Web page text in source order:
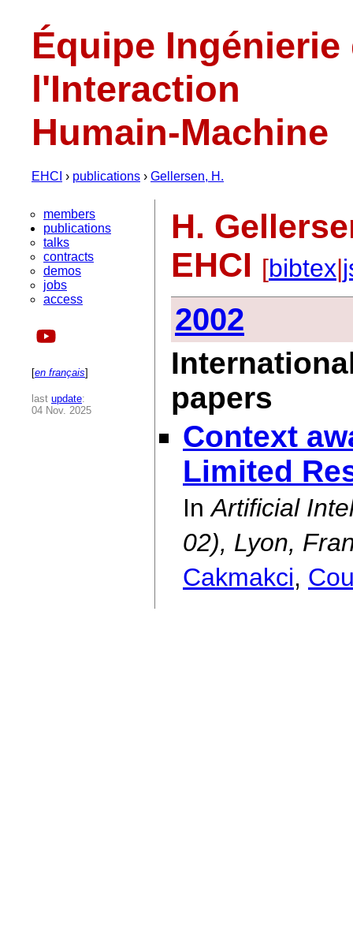
Équipe Ingénierie
l'Interaction
Humain-Machine
EHCI › publications › Gellersen, H.
members
publications
talks
contracts
demos
jobs
access
[en français]
last update:
04 Nov. 2025
H.
EHCI [bibtex|
2002
papers
Context
Limited
InArtificial
02), Lyon,
Cakmakci,